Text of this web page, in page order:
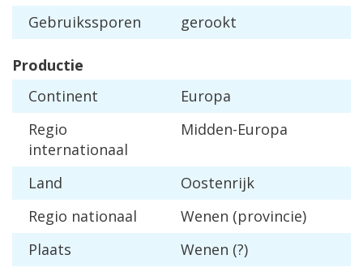
Gebruikssporen
gerookt
Productie
Continent
Europa
Regio
internationaal
Midden-Europa
Land
Oostenrijk
Regio nationaal
Wenen (provincie)
Plaats
Wenen (?)